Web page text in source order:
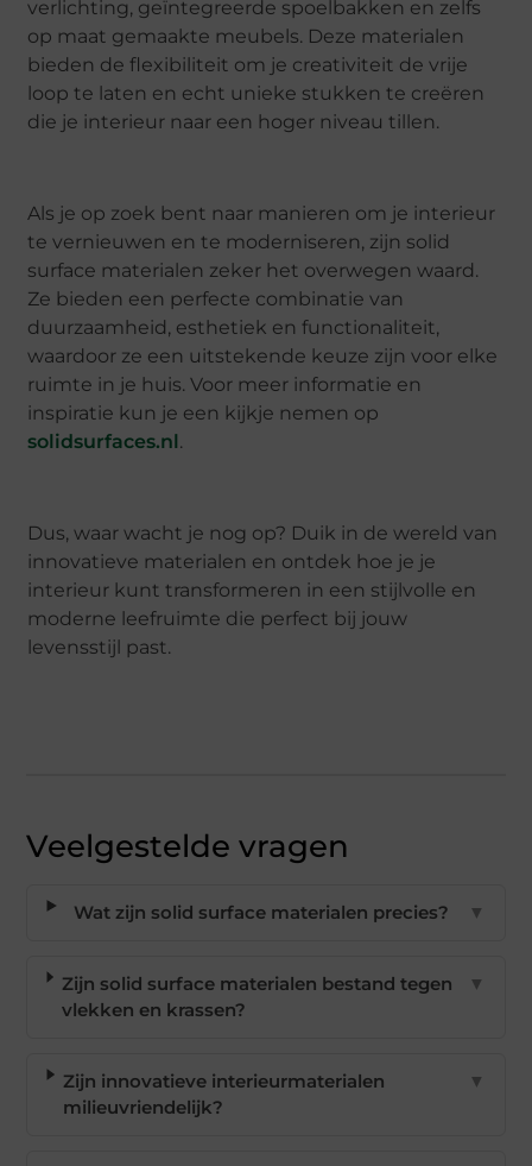
verlichting, geïntegreerde spoelbakken en zelfs
op maat gemaakte meubels. Deze materialen
bieden de flexibiliteit om je creativiteit de vrije
loop te laten en echt unieke stukken te creëren
die je interieur naar een hoger niveau tillen.
Als je op zoek bent naar manieren om je interieur
te vernieuwen en te moderniseren, zijn solid
surface materialen zeker het overwegen waard.
Ze bieden een perfecte combinatie van
duurzaamheid, esthetiek en functionaliteit,
waardoor ze een uitstekende keuze zijn voor elke
ruimte in je huis. Voor meer informatie en
inspiratie kun je een kijkje nemen op
solidsurfaces.nl.
Dus, waar wacht je nog op? Duik in de wereld van
innovatieve materialen en ontdek hoe je je
interieur kunt transformeren in een stijlvolle en
moderne leefruimte die perfect bij jouw
levensstijl past.
Veelgestelde vragen
Wat zijn solid surface materialen precies? ▼
Zijn solid surface materialen bestand tegen
vlekken en krassen?
▼
Zijn innovatieve interieurmaterialen
milieuvriendelijk?
▼